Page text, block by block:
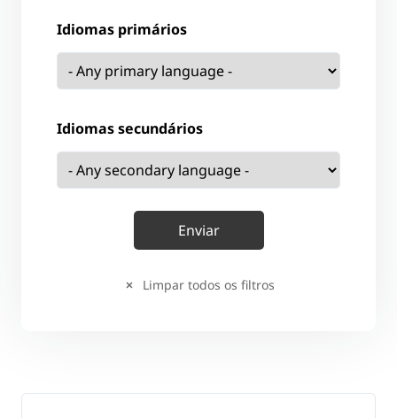
Idiomas primários
Idiomas secundários
Limpar todos os filtros